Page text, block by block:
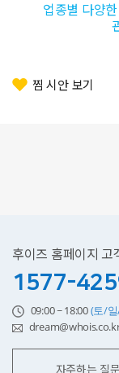
업종별 다양
찜 시안 보기
후이즈 홈페이지 고
1577-
09:00 ~ 18:00(토/
자주하는 질문